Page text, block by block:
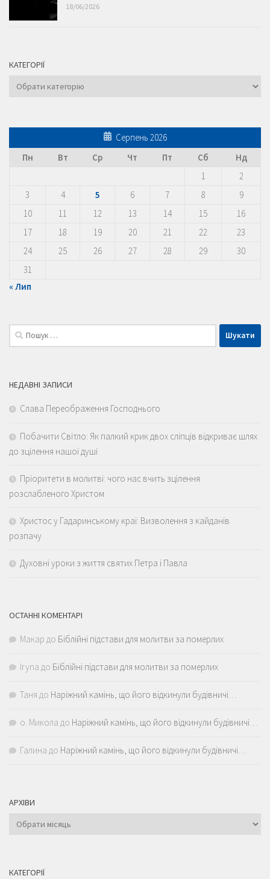
18/06/2026
КАТЕГОРІЇ
Категорії
Серпень 2026
Пн
Вт Ср Чт Пт Сб
Нд
1
2
3
4 5 6 7 8
9
10
11 12 13 14 15
16
17
18 19 20 21 22
23
24
25 26 27 28 29
30
31
« Лип
Пошук:
НЕДАВНІ ЗАПИСИ
Слава Переображення Господнього
Побачити Світло: Як палкий крик двох сліпців відкриває шлях
до зцілення нашої душі
Пріоритети в молитві: чого нас вчить зцілення
розслабленого Христом
Христос у Гадаринському краї: Визволення з кайданів
розпачу
Духовні уроки з життя святих Петра і Павла
ОСТАННІ КОМЕНТАРІ
Макар до Біблійні підстави для молитви за померлих
Iryna до Біблійні підстави для молитви за померлих
Таня до Наріжний камінь, що його відкинули будівничі…
о. Микола до Наріжний камінь, що його відкинули будівничі…
Галина до Наріжний камінь, що його відкинули будівничі…
АРХІВИ
Архіви
КАТЕГОРІЇ